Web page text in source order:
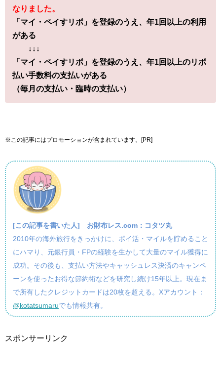
なりました。
「マイ・ペイすリボ」を登録のうえ、年1回以上の利用
がある
↓↓↓
「マイ・ペイすリボ」を登録のうえ、年1回以上のリボ
払い手数料の支払いがある
（毎月の支払い・臨時の支払い）
※この記事にはプロモーションが含まれています。[PR]
[この記事を書いた人] お財布レス.com：コタツ丸
2010年の海外旅行をきっかけに、ポイ活・マイルを貯めること
にハマり、元銀行員・FPの経験を生かして大量のマイル獲得に
成功。その後も、支払い方法やキャッシュレス決済のキャンペ
ーンを使ったお得な節約術などを研究し続け15年以上。現在ま
で所有したクレジットカードは20枚を超える。Xアカウント：
@kotatsumaruでも情報共有。
スポンサーリンク